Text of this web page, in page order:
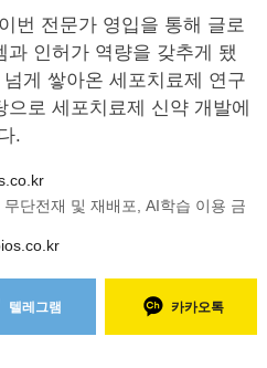
번 전문가 영입을 통해 글로
과 인허가 역량을 갖추게 됐
넘게 쌓아온 세포치료제 연구
로 세포치료제 신약 개발에
.
단전재 및 재배포, AI학습 이용 금
텔레그램 카카오톡